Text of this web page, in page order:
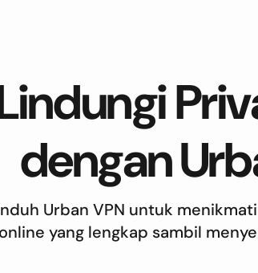
dengan
Urban VPN untuk
online yang lengkap sambil